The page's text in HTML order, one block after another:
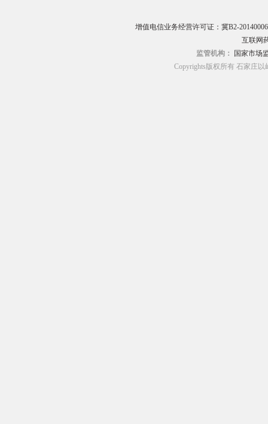
增值电信业务经营许可证：冀B2-20140006
互联网
监管机构：
国家市场
Copyrights版权所有 石家庄